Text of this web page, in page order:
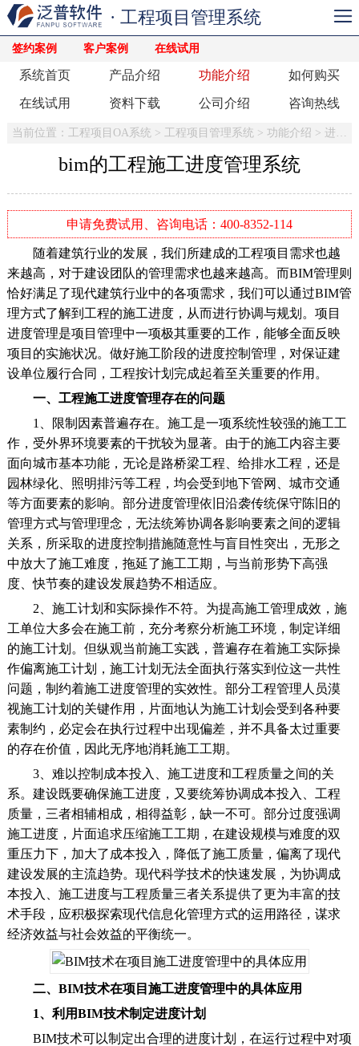
签约案例 客户案例 在线试用
· 工程项目管理系统
系统首页 产品介绍 功能介绍 如何购买
在线试用 资料下载 公司介绍 咨询热线
当前位置： 工程项目OA系统 > 工程项目管理系统 > 功能介绍 > 进度管理
bim的工程施工进度管理系统
申请免费试用、咨询电话：400-8352-114
随着建筑行业的发展，我们所建成的工程项目需求也越
来越高，对于建设团队的管理需求也越来越高。而BIM管理则
恰好满足了现代建筑行业中的各项需求，我们可以通过BIM管
理方式了解到工程的施工进度，从而进行协调与规划。项目
进度管理是项目管理中一项极其重要的工作，能够全面反映
项目的实施状况。做好施工阶段的进度控制管理，对保证建
设单位履行合同，工程按计划完成起着至关重要的作用。
一、工程施工进度管理存在的问题
1、限制因素普遍存在。施工是一项系统性较强的施工工
作，受外界环境要素的干扰较为显著。由于的施工内容主要
面向城市基本功能，无论是路桥梁工程、给排水工程，还是
园林绿化、照明排污等工程，均会受到地下管网、城市交通
等方面要素的影响。部分进度管理依旧沿袭传统保守陈旧的
管理方式与管理理念，无法统筹协调各影响要素之间的逻辑
关系，所采取的进度控制措施随意性与盲目性突出，无形之
中放大了施工难度，拖延了施工工期，与当前形势下高强
度、快节奏的建设发展趋势不相适应。
2、施工计划和实际操作不符。为提高施工管理成效，施
工单位大多会在施工前，充分考察分析施工环境，制定详细
的施工计划。但纵观当前施工实践，普遍存在着施工实际操
作偏离施工计划，施工计划无法全面执行落实到位这一共性
问题，制约着施工进度管理的实效性。部分工程管理人员漠
视施工计划的关键作用，片面地认为施工计划会受到各种要
素制约，必定会在执行过程中出现偏差，并不具备太过重要
的存在价值，因此无序地消耗施工工期。
3、难以控制成本投入、施工进度和工程质量之间的关
系。建设既要确保施工进度，又要统筹协调成本投入、工程
质量，三者相辅相成，相得益彰，缺一不可。部分过度强调
施工进度，片面追求压缩施工工期，在建设规模与难度的双
重压力下，加大了成本投入，降低了施工质量，偏离了现代
建设发展的主流趋势。现代科学技术的快速发展，为协调成
本投入、施工进度与工程质量三者关系提供了更为丰富的技
术手段，应积极探索现代信息化管理方式的运用路径，谋求
经济效益与社会效益的平衡统一。
二、BIM技术在项目施工进度管理中的具体应用
1、利用BIM技术制定进度计划
BIM技术可以制定出合理的进度计划，在运行过程中对项